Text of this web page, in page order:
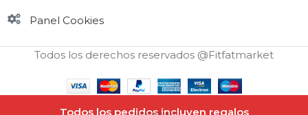
Todos los pedidos incluyen regalos
Panel Cookies
Todos los derechos reservados @Fitfatmarket